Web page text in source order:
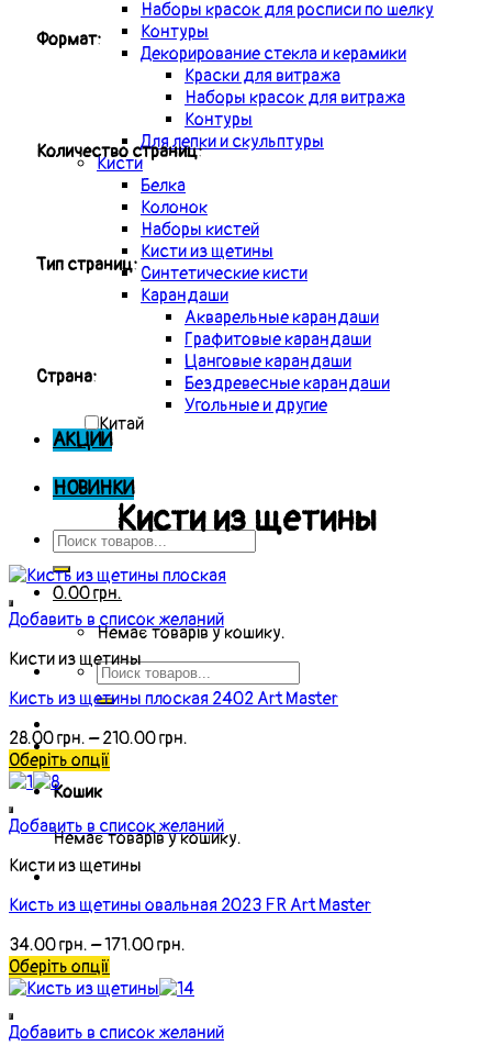
Наборы красок для росписи по шелку
Контуры
Декорирование стекла и керамики
Краски для витража
Наборы красок для витража
Контуры
Для лепки и скульптуры
Кисти
Белка
Колонок
Наборы кистей
Кисти из щетины
Синтетические кисти
Карандаши
Акварельные карандаши
Графитовые карандаши
Цанговые карандаши
Бездревесные карандаши
Угольные и другие
АКЦИИ
НОВИНКИ
0.00грн.
Немає товарів у кошику.
Кошик
Немає товарів у кошику.
Формат:
Количество страниц:
Тип страниц:
Страна:
Китай
Кисти из щетины
Добавить в список желаний
Кисти из щетины
Кисть из щетины плоская 2402 Art Master
28.00грн. –210.00грн.
Оберіть опції
Добавить в список желаний
Кисти из щетины
Кисть из щетины овальная 2023 FR Art Master
34.00грн. –171.00грн.
Оберіть опції
Добавить в список желаний